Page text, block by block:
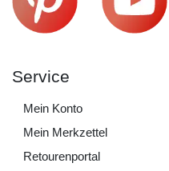
Service
Mein Konto
Mein Merkzettel
Retourenportal